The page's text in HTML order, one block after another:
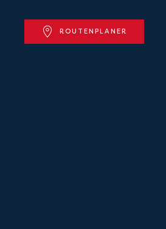
ROUTENPLANER
Leaflet|©OpenStreetMap